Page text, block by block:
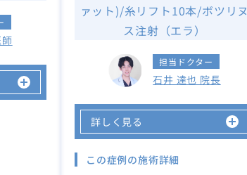
ァット)/糸リフト10本/ボツリヌ
ス注射（エラ）
担当ドクター
石井 達也 院長
詳しく見る
この症例の施術詳細